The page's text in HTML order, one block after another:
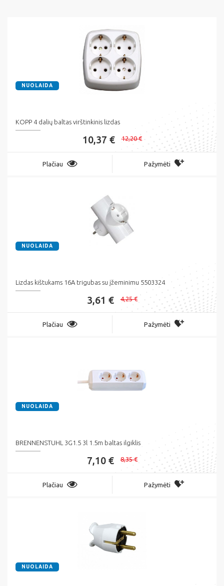
NUOLAIDA
KOPP 4 dalių baltas virštinkinis lizdas
10,37 € 12,20 €
Plačiau Pažymėti
NUOLAIDA
Lizdas kištukams 16A trigubas su įžeminimu 5503324
3,61 € 4,25 €
Plačiau Pažymėti
NUOLAIDA
BRENNENSTUHL 3G1.5 3l 1.5m baltas ilgiklis
7,10 € 8,35 €
Plačiau Pažymėti
NUOLAIDA